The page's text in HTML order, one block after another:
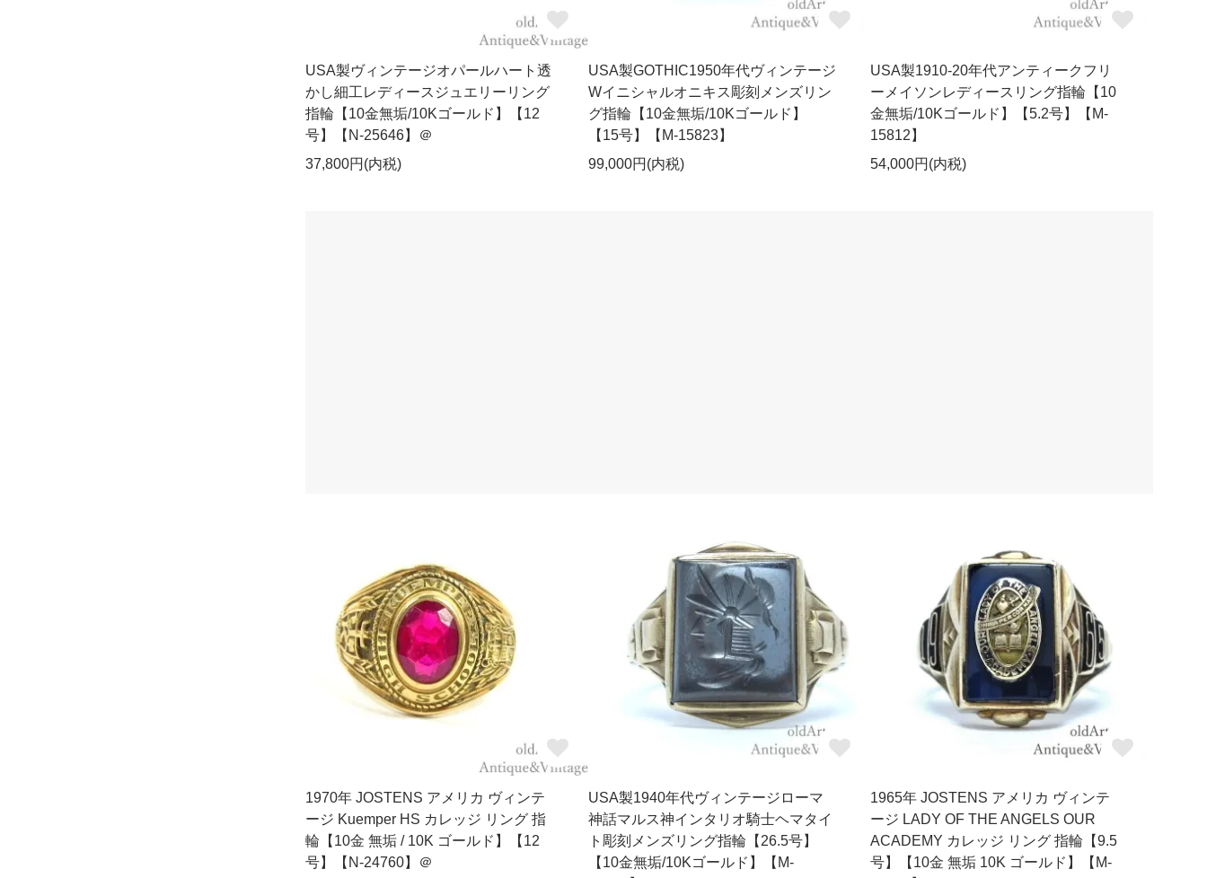
USA製ヴィンテージオパールハート透
かし細工レディースジュエリーリング
指輪【10金無垢/10Kゴールド】【12
号】【N-25646】＠
37,800円(内税)
USA製GOTHIC1950年代ヴィンテージ
Wイニシャルオニキス彫刻メンズリン
グ指輪【10金無垢/10Kゴールド】
【15号】【M-15823】
99,000円(内税)
USA製1910-20年代アンティークフリ
ーメイソンレディースリング指輪【10
金無垢/10Kゴールド】【5.2号】【M-
15812】
54,000円(内税)
1970年 JOSTENS アメリカ ヴィンテ
ージ Kuemper HS カレッジ リング 指
輪【10金 無垢 / 10K ゴールド】【12
号】【N-24760】＠
USA製1940年代ヴィンテージローマ
神話マルス神インタリオ騎士ヘマタイ
ト彫刻メンズリング指輪【26.5号】
【10金無垢/10Kゴールド】【M-
1965年 JOSTENS アメリカ ヴィンテ
ージ LADY OF THE ANGELS OUR
ACADEMY カレッジ リング 指輪【9.5
号】【10金 無垢 10K ゴールド】【M-